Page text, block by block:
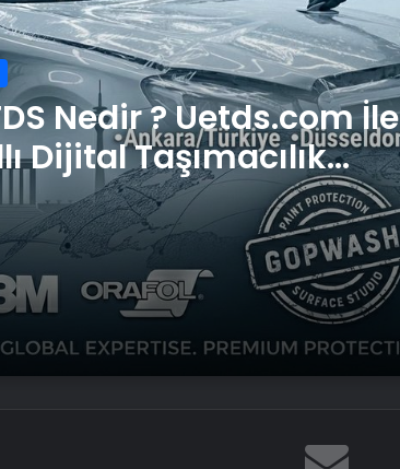
Nedir ? Uetds.com İle
Dijital Taşımacılık